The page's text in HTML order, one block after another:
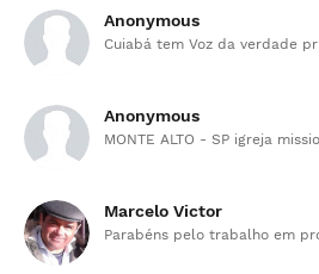
Anonymous
Cuiabá tem Voz da verdade
Anonymous
MONTE ALTO - SP igreja
Marcelo Victor
Parabéns pelo trabalho em